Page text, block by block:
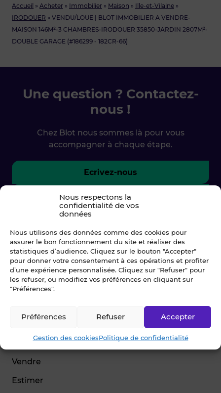
Nous respectons la
confidentialité de vos
données
Nous utilisons des données comme des cookies pour
assurer le bon fonctionnement du site et réaliser des
statistiques d’audience. Cliquez sur le bouton "Accepter"
pour donner votre consentement à ces opérations et profiter
d’une expérience personnalisée. Cliquez sur "Refuser" pour
les refuser, ou modifiez vos préférences en cliquant sur
"Préférences".
Accepter
Refuser
Préférences
Gestion des cookiesPolitique de confidentialité
Accueil » Acheter » Immobilier » Maison » Ille-et-Vilaine »
IRODOUER » VENDU/LOUE | BLOT IMMOBILIER A VENDRE-
MAISON 146M²-3 CHAMBRES-IRODOUER 35850-JARDIN 2807M²-
DOUBLE GARAGE (#186299 - 182CR-66)
Une question ? Contactez-
nous !
Chez Blot nous sommes là pour vous
accompagner à chaque étape.
Ecrivez-nous
02 99 79 33 34
© Blot 2026
NAVIGATION
Vendre
Estimer